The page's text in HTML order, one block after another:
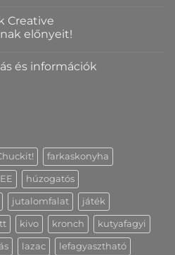
Creative
előnyeit!
és információk
farkaskonyha
húzogatós
jutalomfalat játék
kivo kronch kutyafagyi
lazac lefagyasztható